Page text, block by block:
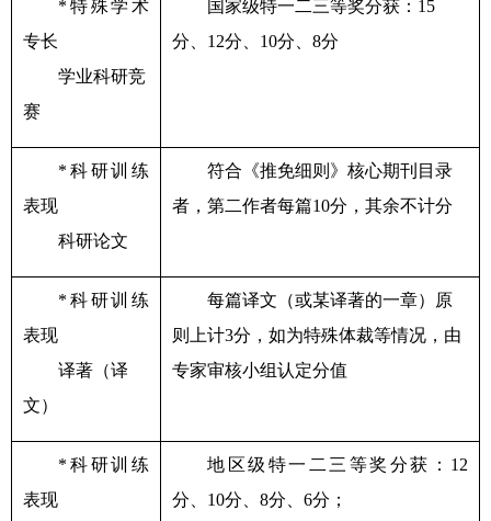
* 特殊学术
专长
学业科研竞
赛
国家级特一二三等奖分获： 15
分、 12分、 10分、 8分
* 科研训练
表现
科研论文
符合《推免细则》核心期刊目录
者，第二作者每篇10分，其余不计分
* 科研训练
表现
译著（译
文）
每篇译文（或某译著的一章）原
则上计3分，如为特殊体裁等情况，由
专家审核小组认定分值
* 科研训练
表现
地区级特一二三等奖分获： 12
分、 10分、 8分、 6分；